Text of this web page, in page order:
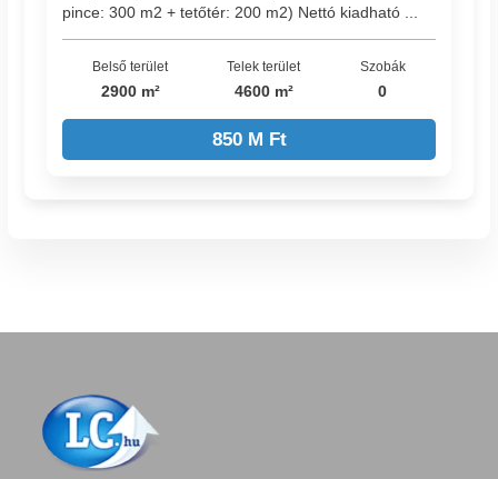
pince: 300 m2 + tetőtér: 200 m2) Nettó kiadható ...
Belső terület
2900 m²
Telek terület
4600 m²
Szobák
0
850 M Ft